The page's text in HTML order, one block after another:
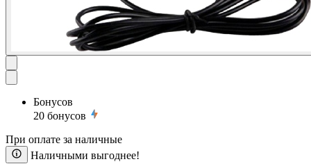
Бонусов
20 бонусов
При оплате за наличные
Наличными выгоднее!